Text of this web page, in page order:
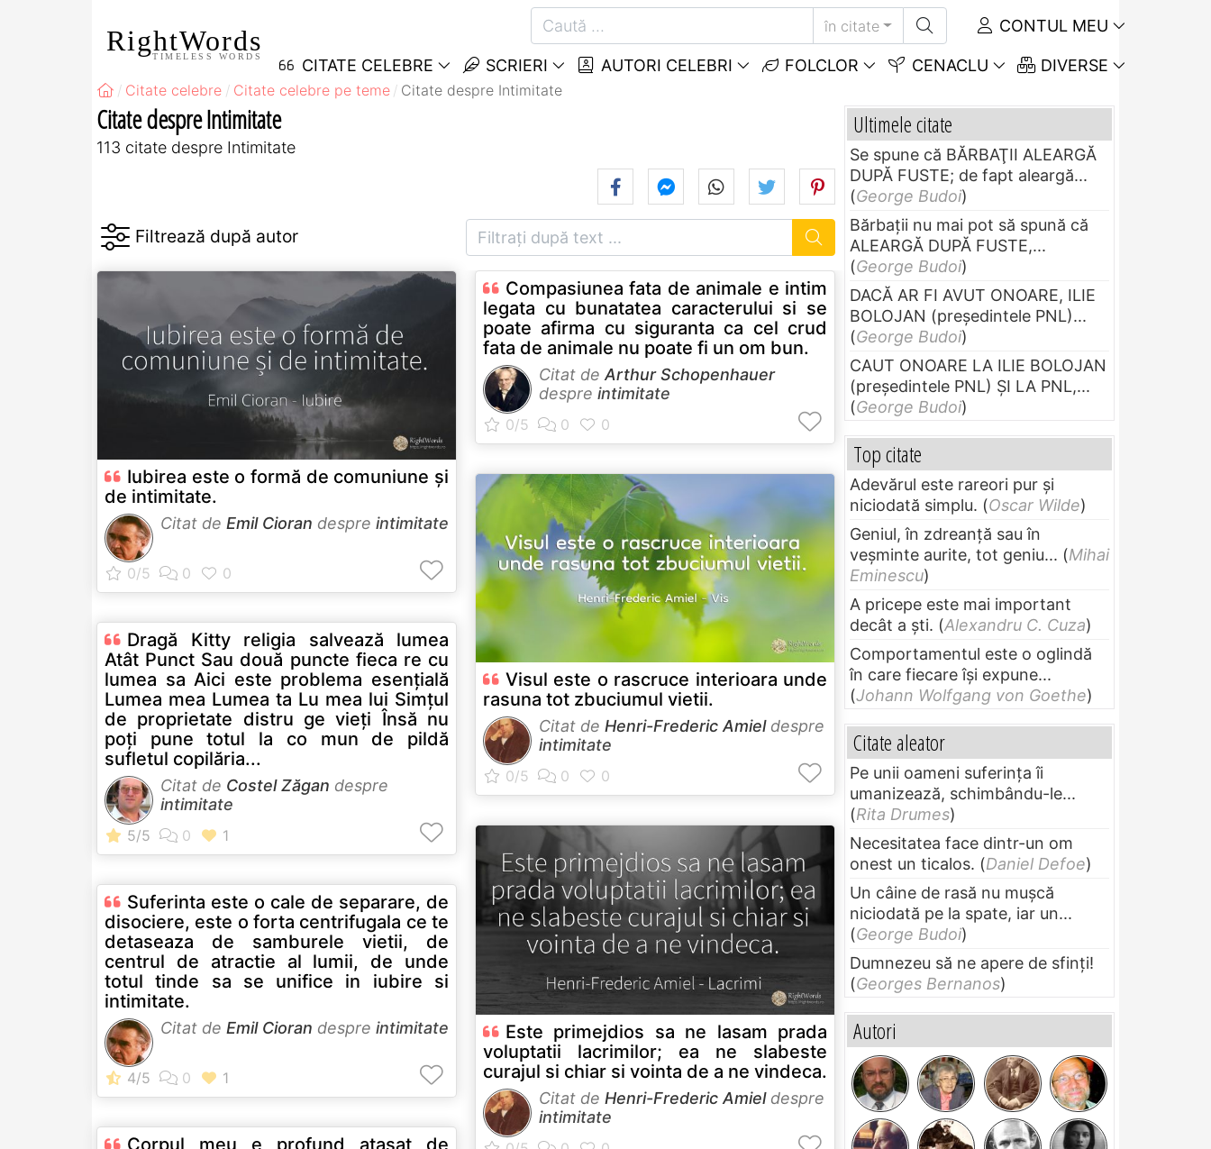
RightWords
TIMELESS WORDS
în citate CONTUL MEU
CITATE CELEBRE SCRIERI AUTORI CELEBRI FOLCLOR CENACLU DIVERSE
Citate celebre Citate celebre pe teme Citate despre Intimitate
Citate despre Intimitate
113 citate despre Intimitate
Iubirea este o formă de comuniune și
de intimitate.
Citat de Emil Cioran despre intimitate
Dragă Kitty religia salvează lumea
Atât Punct Sau două puncte fieca re cu
lumea sa Aici este problema esențială
Lumea mea Lumea ta Lu mea lui Simțul
de proprietate distru ge vieți Însă nu
poți pune totul la co mun de pildă
sufletul copilăria...
Citat de Costel Zăgan despre
intimitate
Suferinta este o cale de separare, de
disociere, este o forta centrifugala ce te
detaseaza de samburele vietii, de
centrul de atractie al lumii, de unde
totul tinde sa se unifice in iubire si
intimitate.
Citat de Emil Cioran despre intimitate
Corpul meu e profund ataşat de
Compasiunea fata de animale e intim
legata cu bunatatea caracterului si se
poate afirma cu siguranta ca cel crud
fata de animale nu poate fi un om bun.
Citat de Arthur Schopenhauer
despre intimitate
Visul este o rascruce interioara unde
rasuna tot zbuciumul vietii.
Citat de Henri-Frederic Amieldespre
intimitate
Este primejdios sa ne lasam prada
voluptatii lacrimilor; ea ne slabeste
curajul si chiar si vointa de a ne vindeca.
Citat de Henri-Frederic Amieldespre
intimitate
Ultimele citate
Se spune că BĂRBAŢII ALEARGĂ
DUPĂ FUSTE; de fapt aleargă...
(George Budoi)
Bărbaţii nu mai pot să spună că
ALEARGĂ DUPĂ FUSTE,...
(George Budoi)
DACĂ AR FI AVUT ONOARE, ILIE
BOLOJAN (preşedintele PNL)...
(George Budoi)
CAUT ONOARE LA ILIE BOLOJAN
(preşedintele PNL) ŞI LA PNL,...
(George Budoi)
Top citate
Adevărul este rareori pur și
niciodată simplu. (Oscar Wilde)
Geniul, în zdreanţă sau în
veşminte aurite, tot geniu... (Mihai
Eminescu)
A pricepe este mai important
decât a ști. (Alexandru C. Cuza)
Comportamentul este o oglindă
în care fiecare își expune...
(Johann Wolfgang von Goethe)
Citate aleator
Pe unii oameni suferinţa îi
umanizează, schimbându-le...
(Rita Drumes)
Necesitatea face dintr-un om
onest un ticalos. (Daniel Defoe)
Un câine de rasă nu muşcă
niciodată pe la spate, iar un...
(George Budoi)
Dumnezeu să ne apere de sfinți!
(Georges Bernanos)
Autori